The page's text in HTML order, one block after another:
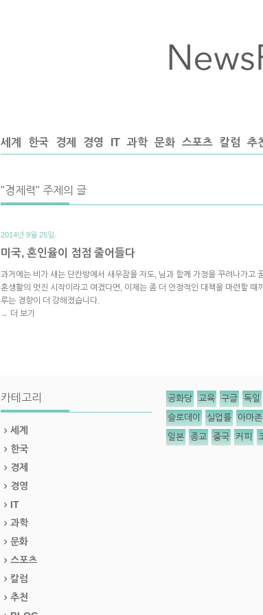
세계 한국 경제 경영 IT 과학 문화 스포츠 칼럼 추
"경제력" 주제의 글
2014년 9월 25일.
미국, 혼인율이 점점 줄어들다
과거에는 비가 새는 단칸방에서 새우잠을 자도, 님과 함께 가정을 꾸려나가고
혼생활의 멋진 시작이라고 여겼다면, 이제는 좀 더 안정적인 대책을 마련할 때
루는 경향이 더 강해졌습니다.
→ 더 보기
카테고리
세계
한국
경제
경영
IT
과학
문화
스포츠
칼럼
추천
공화당 교육 구글 독일
슬로데이 실업률 아마존
일본 종교 중국 커피